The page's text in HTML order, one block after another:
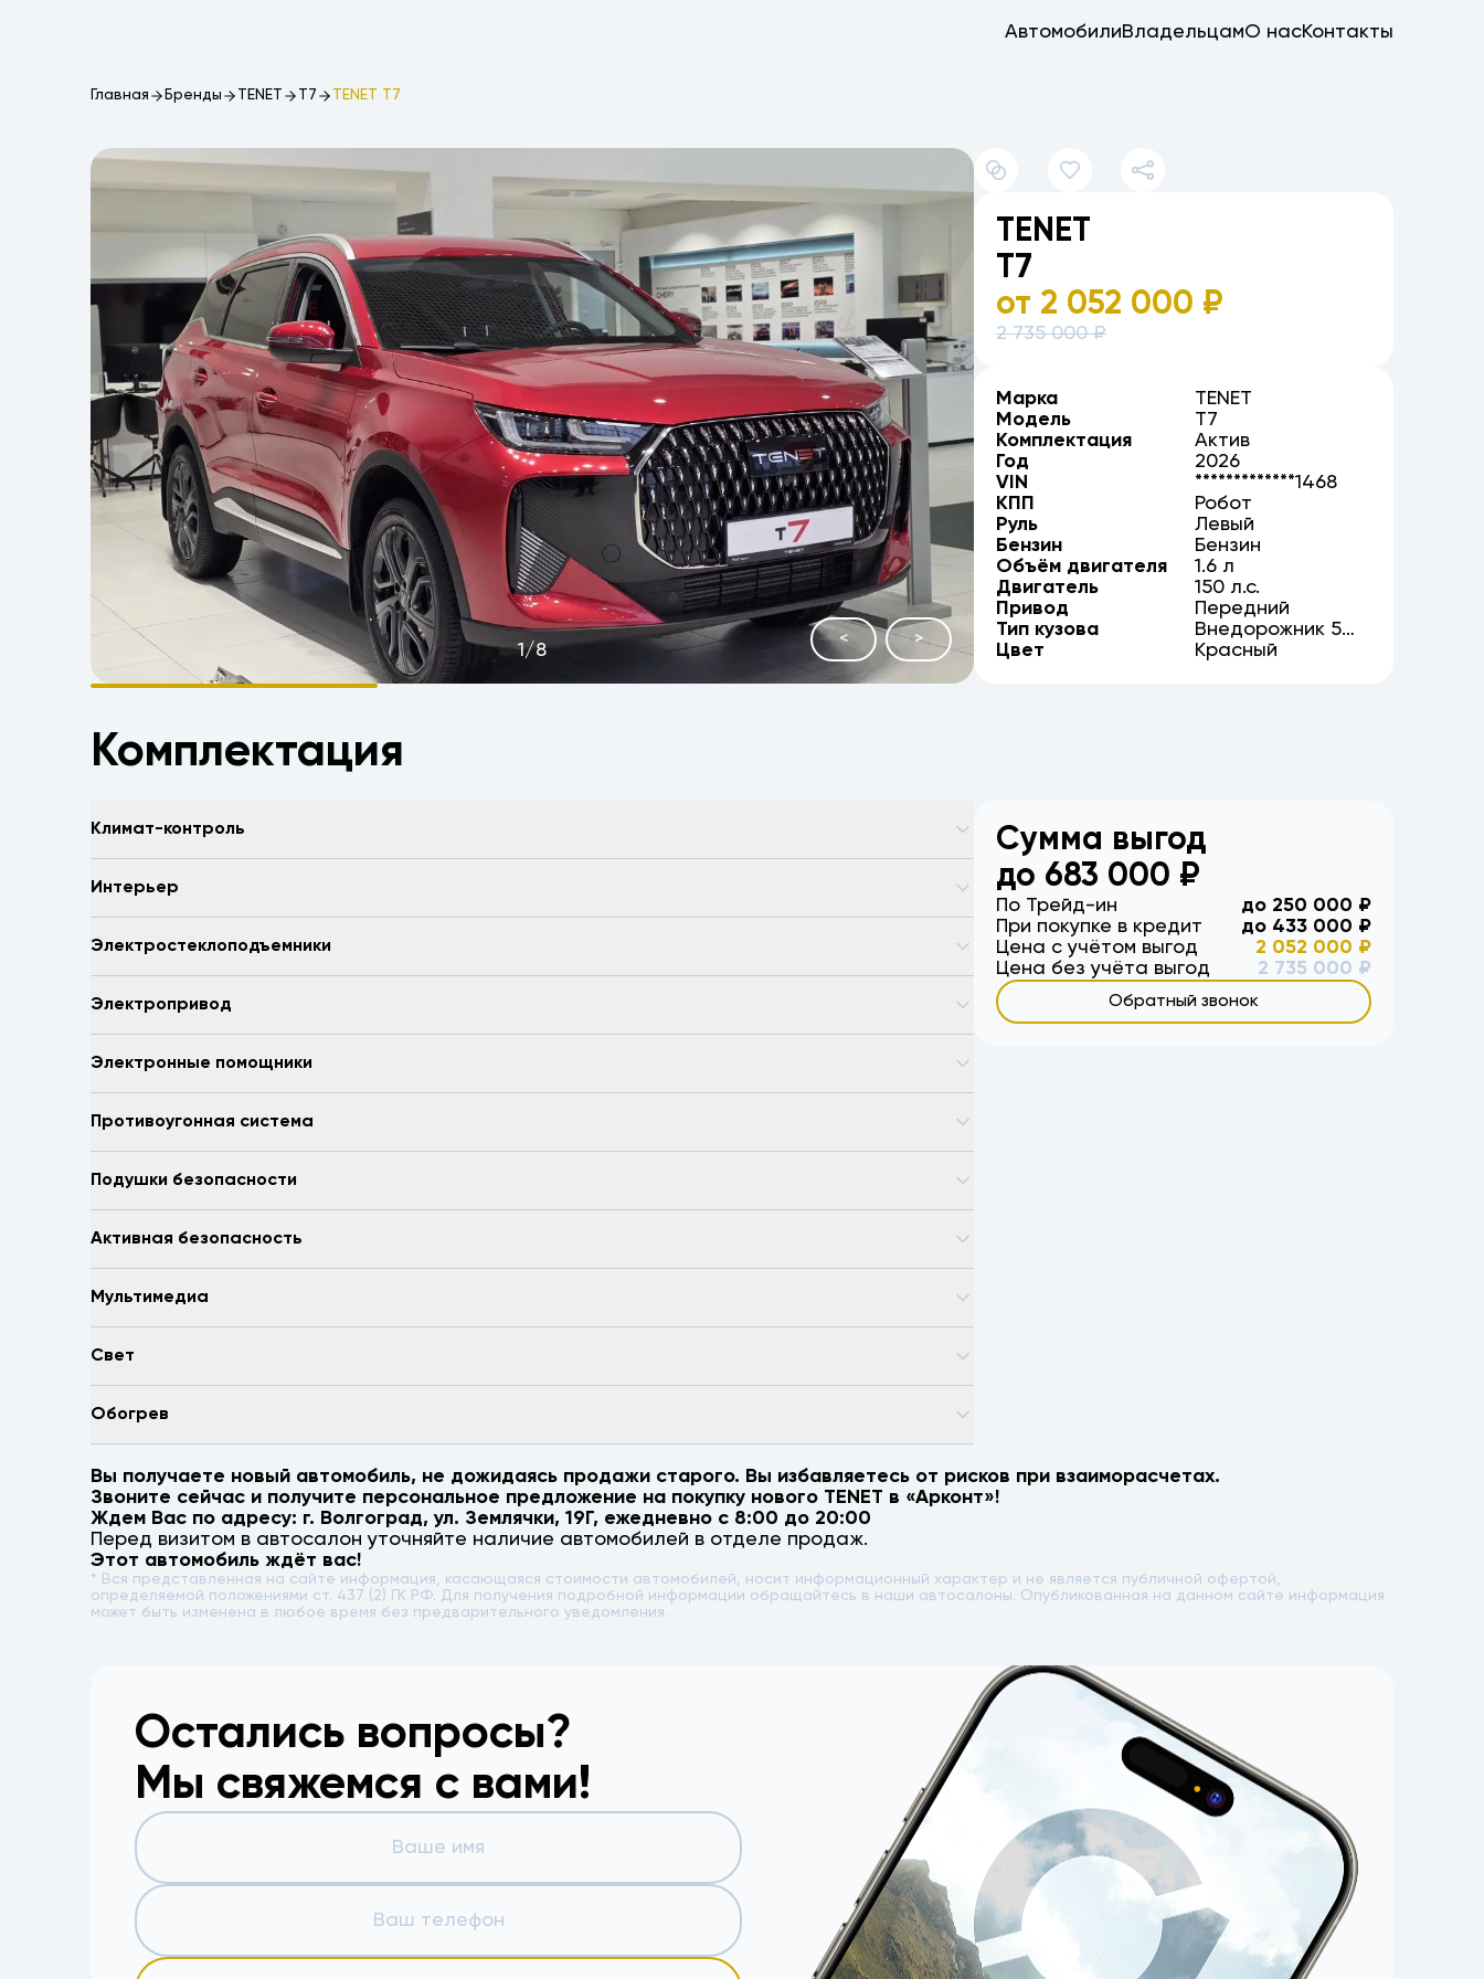
АвтомобилиВладельцамО насКонтакты
Главная Бренды TENET T7 TENET T7
< >
1/8
TENET
T7
от 2 052 000 ₽
2 735 000₽
Марка
TENET
Модель
T7
Комплектация
Актив
Год
2026
VIN
*************1468
КПП
Робот
Руль
Левый
Бензин
Бензин
Объём двигателя
1.6 л
Двигатель
150 л.с.
Привод
Передний
Тип кузова
Внедорожник 5
дв.
Цвет Красный
Комплектация
Климат-контроль
Интерьер
Электростеклоподъемники
Электропривод
Электронные помощники
Противоугонная система
Подушки безопасности
Активная безопасность
Мультимедиа
Свет
Обогрев
Сумма выгод
до 683 000 ₽
По Трейд-ин до 250 000 ₽
При покупке в кредит
до 433 000 ₽
Цена с учётом выгод
2 052 000 ₽
Цена без учёта выгод
2 735 000 ₽
Обратный звонок
Вы получаете новый автомобиль, не дожидаясь продажи старого. Вы избавляетесь от рисков при взаиморасчетах.
Звоните сейчас и получите персональное предложение на покупку нового TENET в «Арконт»!
Ждем Вас по адресу: г. Волгоград,ул. Землячки, 19Г, ежедневно с 8:00 до 20:00
Перед визитом в автосалон уточняйте наличие автомобилей в отделе продаж.
Этот автомобиль ждёт вас!
* Вся представленная на сайте информация, касающаяся стоимости автомобилей, носит информационный характер и не является публичной офертой,
определяемой положениями ст. 437 (2) ГК РФ. Для получения подробной информации обращайтесь в наши автосалоны. Опубликованная на данном сайте информация
может быть изменена в любое время без предварительного уведомления.
Остались вопросы?
Мы свяжемся с вами!